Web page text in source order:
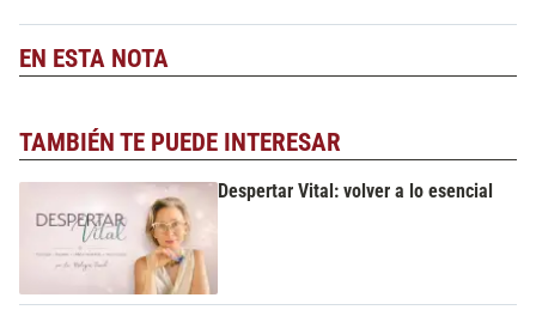
EN ESTA NOTA
TAMBIÉN TE PUEDE INTERESAR
Despertar Vital: volver a lo esencial